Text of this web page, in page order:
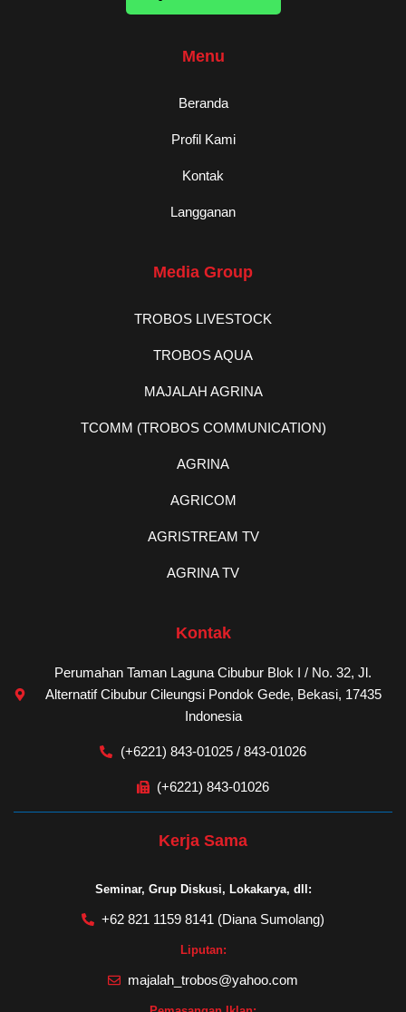
Menu
Beranda
Profil Kami
Kontak
Langganan
Media Group
TROBOS LIVESTOCK
TROBOS AQUA
MAJALAH AGRINA
TCOMM (TROBOS COMMUNICATION)
AGRINA
AGRICOM
AGRISTREAM TV
AGRINA TV
Kontak
Perumahan Taman Laguna Cibubur Blok I / No. 32, Jl.
Alternatif Cibubur Cileungsi Pondok Gede, Bekasi, 17435
Indonesia
(+6221) 843-01025 / 843-01026
(+6221) 843-01026
Kerja Sama
Seminar, Grup Diskusi, Lokakarya, dll:
+62 821 1159 8141 (Diana Sumolang)
Liputan:
majalah_trobos@yahoo.com